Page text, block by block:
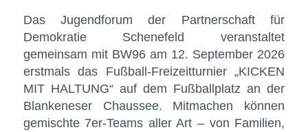
Das Jugendforum der Partnerschaft für
Demokratie Schenefeld veranstaltet
gemeinsam mit BW96 am 12. September 2026
erstmals das Fußball-Freizeitturnier „KICKEN
MIT HALTUNG“ auf dem Fußballplatz an der
Blankeneser Chaussee. Mitmachen können
gemischte 7er-Teams aller Art – von Familien,